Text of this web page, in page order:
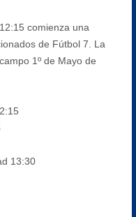
comienza una
de Fútbol 7. La
1º de Mayo de
13:30